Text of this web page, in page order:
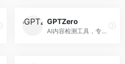
GPTZero
AI内容检测工具，专注于AI生成文本识别。面向教育工作者和出版商，提供文本检测、批量分析、API接口等服务，检测准确率高。